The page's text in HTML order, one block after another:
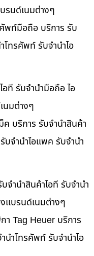
รนด์เนมต่างๆ
พท์มือถือ บริการ รับ
โทรศัพท์ รับจำนำไอ
อที รับจำนำมือถือ ไอ
นมต่างๆ
บริการ รับจำนำสินค้า
จำนำไอแพค รับจำนำ
จำนำสินค้าไอที รับจำนำ
แบรนด์เนมต่างๆ
า Tag Heuer บริการ
นำโทรศัพท์ รับจำนำไอ